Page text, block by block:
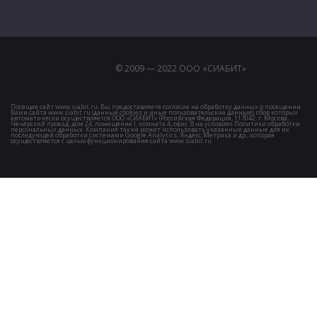
© 2009 — 2022 ООО «СИАБИТ»
Посещая сайт www.siabit.ru, Вы предоставляете согласие на обработку данных о посещении
Вами сайта www.siabit.ru (данные cookies и иные пользовательские данные), сбор которых
автоматически осуществляется ООО «СИАБИТ» (Российская Федерация, 117042, г. Москва,
Чечёрский проезд, дом 24, помещение I, комната 4, офис 3) на условиях Политики обработки
персональных данных. Компания также может использовать указанные данные для их
последующей обработки системами Google Analytics, Яндекс.Метрика и др., которая
осуществляется с целью функционирования сайта www.siabit.ru